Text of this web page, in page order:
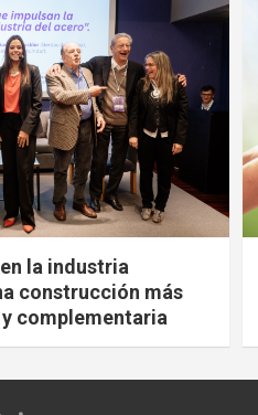
la industria
construcción más
complementaria